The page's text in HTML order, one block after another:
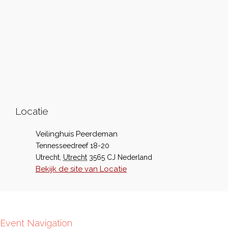
Locatie
Veilinghuis Peerdeman
Tennesseedreef 18-20
Utrecht Utrecht 3565 CJ Nederland
Bekijk de site van Locatie
Event Navigation